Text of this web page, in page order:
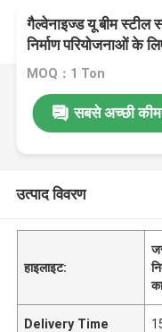
गैल्वेनाइज्ड यू बीम
निर्माण परियोजनाओं के
MOQ：1 Ton
सबसे अच्छी
उत्पाद विवरण
हाइलाइट:
Delivery Time